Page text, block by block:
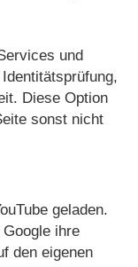
und
Diese Option
sonst nicht
geladen.
ihre
den eigenen